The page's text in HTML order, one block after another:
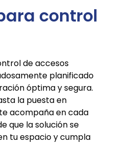
control
de accesos
planificado
óptima y segura.
la puesta en
acompaña en cada
que la solución se
tu espacio y cumpla